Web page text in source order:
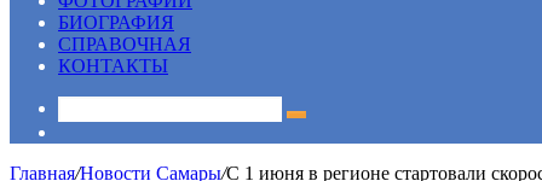
БИОГРАФИЯ
СПРАВОЧНАЯ
КОНТАКТЫ
Главная/Новости Самары/С 1 июня в регионе стартовали